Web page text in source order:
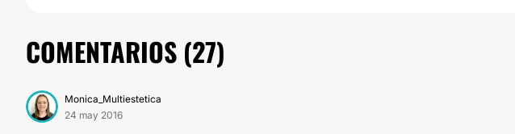
COMENTARIOS (27)
Monica_Multiestetica
24 may 2016